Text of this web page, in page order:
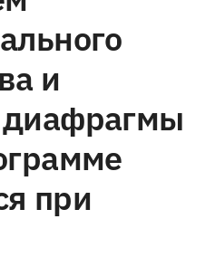
и
при